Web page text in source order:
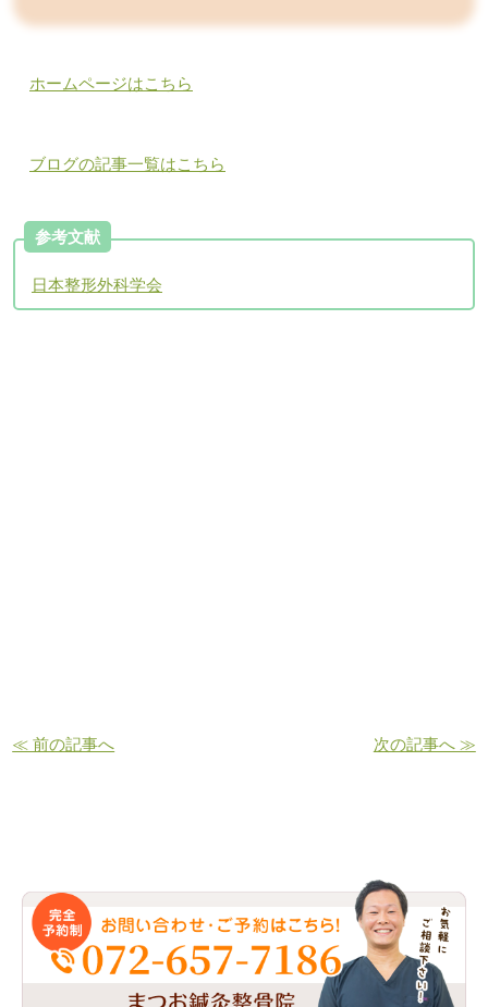
ホームページはこちら
ブログの記事一覧はこちら
参考文献
日本整形外科学会
≪ 前の記事へ 次の記事へ ≫